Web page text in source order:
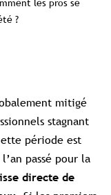
les pros se
?
mitigé
stagnant
période est
passé pour la
directe de